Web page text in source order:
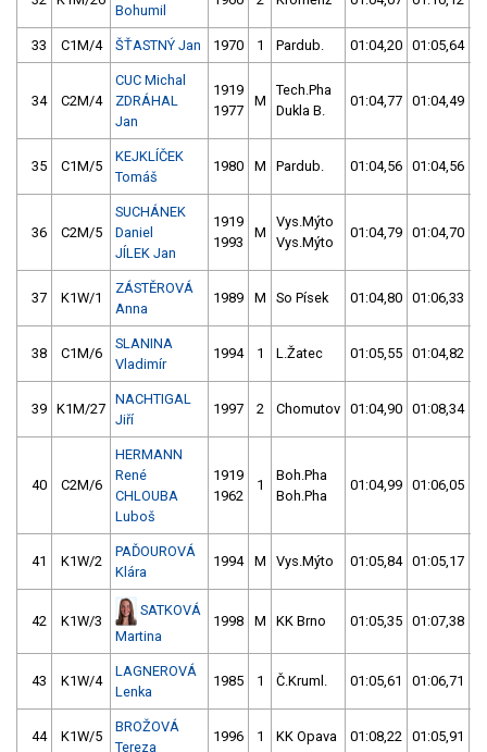
Bohumil
33 C1M/4 ŠŤASTNÝ Jan 1970 1 Pardub. 01:04,20 01:05,64
34 C2M/4
CUC Michal
ZDRÁHAL
Jan
1919
1977
M
Tech.Pha
Dukla B.
01:04,77 01:04,49
35 C1M/5
KEJKLÍČEK
Tomáš
1980 M Pardub. 01:04,56 01:04,56
36 C2M/5
SUCHÁNEK
Daniel
JÍLEK Jan
1919
1993
M
Vys.Mýto
Vys.Mýto
01:04,79 01:04,70
37 K1W/1
ZÁSTĚROVÁ
Anna
1989 M So Písek 01:04,80 01:06,33
38 C1M/6
SLANINA
Vladimír
1994 1 L.Žatec 01:05,55 01:04,82
39 K1M/27
NACHTIGAL
Jiří
1997 2 Chomutov 01:04,90 01:08,34
40 C2M/6
HERMANN
René
CHLOUBA
Luboš
1919
1962
1
Boh.Pha
Boh.Pha
01:04,99 01:06,05
41 K1W/2
PAĎOUROVÁ
Klára
1994 M Vys.Mýto 01:05,84 01:05,17
42 K1W/3
SATKOVÁ
Martina
1998 M KK Brno 01:05,35 01:07,38
43 K1W/4
LAGNEROVÁ
Lenka
1985 1 Č.Kruml. 01:05,61 01:06,71
44 K1W/5
BROŽOVÁ
Tereza
1996 1 KK Opava 01:08,22 01:05,91